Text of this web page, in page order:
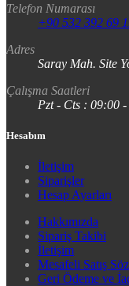
Telefon Numarası
+90 532 392 69
Adres
Saray Mah. Site
Çalışma Saatleri
Pzt - Cts : 09:00
Hesabım
İletişim
Siparişler
Hesap Ayarları
Hakkımızda
Sipariş Takibi
İletişim
Mesafeli Satış
Geri Ödeme ve